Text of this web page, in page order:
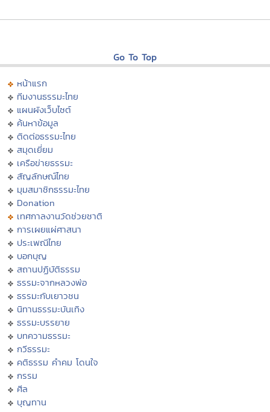
Go To Top
หน้าแรก
ทีมงานธรรมะไทย
แผนผังเว็บไซต์
ค้นหาข้อมูล
ติดต่อธรรมะไทย
สมุดเยี่ยม
เครือข่ายธรรมะ
สัญลักษณ์ไทย
มุมสมาชิกธรรมะไทย
Donation
เทศกาลงานวัดช่วยชาติ
การเผยแผ่ศาสนา
ประเพณีไทย
บอกบุญ
สถานปฏิบัติธรรม
ธรรมะจากหลวงพ่อ
ธรรมะกับเยาวชน
นิทานธรรมะบันเทิง
ธรรมะบรรยาย
บทความธรรมะ
กวีธรรมะ
คติธรรม คำคม โดนใจ
กรรม
ศีล
บุญทาน